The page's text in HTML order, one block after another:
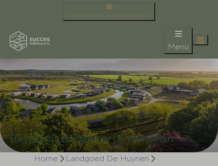
info@succesholidayparcs.nl
Menü
Huynzicht Bungalow | 8 Personen
Home
Landgoed De Huynen